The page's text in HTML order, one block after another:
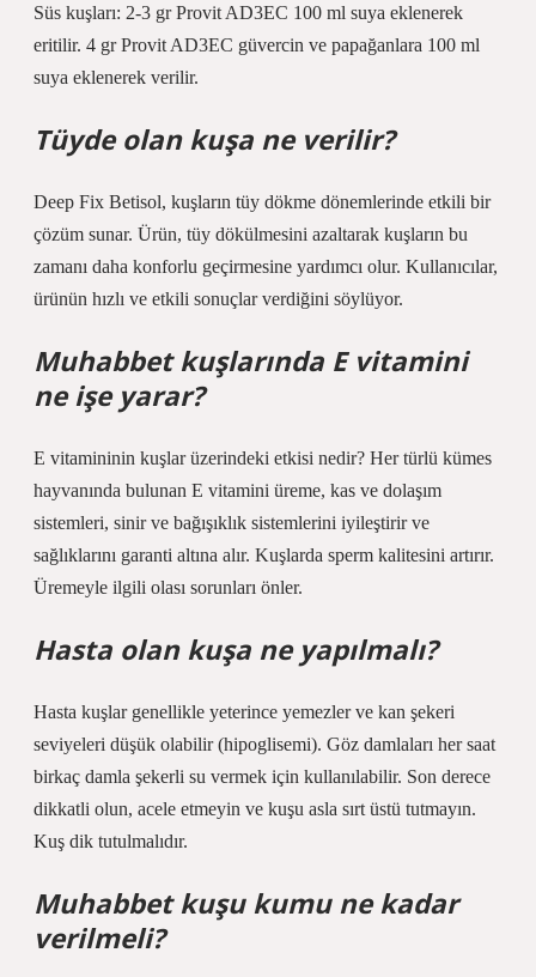
Süs kuşları: 2-3 gr Provit AD3EC 100 ml suya eklenerek
eritilir. 4 gr Provit AD3EC güvercin ve papağanlara 100 ml
suya eklenerek verilir.
Tüyde olan kuşa ne verilir?
Deep Fix Betisol, kuşların tüy dökme dönemlerinde etkili bir
çözüm sunar. Ürün, tüy dökülmesini azaltarak kuşların bu
zamanı daha konforlu geçirmesine yardımcı olur. Kullanıcılar,
ürünün hızlı ve etkili sonuçlar verdiğini söylüyor.
Muhabbet kuşlarında E vitamini
ne işe yarar?
E vitamininin kuşlar üzerindeki etkisi nedir? Her türlü kümes
hayvanında bulunan E vitamini üreme, kas ve dolaşım
sistemleri, sinir ve bağışıklık sistemlerini iyileştirir ve
sağlıklarını garanti altına alır. Kuşlarda sperm kalitesini artırır.
Üremeyle ilgili olası sorunları önler.
Hasta olan kuşa ne yapılmalı?
Hasta kuşlar genellikle yeterince yemezler ve kan şekeri
seviyeleri düşük olabilir (hipoglisemi). Göz damlaları her saat
birkaç damla şekerli su vermek için kullanılabilir. Son derece
dikkatli olun, acele etmeyin ve kuşu asla sırt üstü tutmayın.
Kuş dik tutulmalıdır.
Muhabbet kuşu kumu ne kadar
verilmeli?